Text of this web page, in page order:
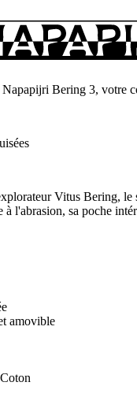
Bering 3, votre
Vitus Bering,
à l'abrasion, sa poche
amovible